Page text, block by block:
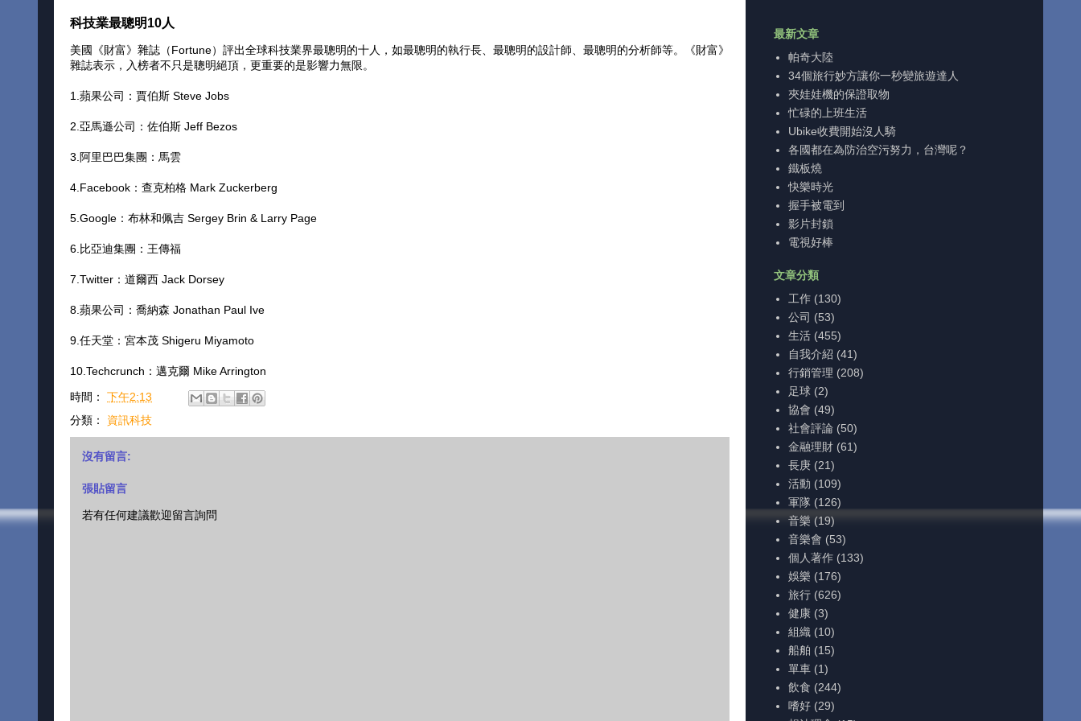
科技業最聰明10人
美國《財富》雜誌（Fortune）評出全球科技業界最聰明的十人，如最聰明的執行長、最聰明的設計師、最聰明的分析師等。《財富》
雜誌表示，入榜者不只是聰明絕頂，更重要的是影響力無限。
1.蘋果公司：賈伯斯 Steve Jobs
2.亞馬遜公司：佐伯斯 Jeff Bezos
3.阿里巴巴集團：馬雲
4.Facebook：查克柏格 Mark Zuckerberg
5.Google：布林和佩吉 Sergey Brin & Larry Page
6.比亞迪集團：王傳福
7.Twitter：道爾西 Jack Dorsey
8.蘋果公司：喬納森 Jonathan Paul Ive
9.任天堂：宮本茂 Shigeru Miyamoto
10.Techcrunch：邁克爾 Mike Arrington
時間： 下午2:13
分類： 資訊科技
沒有留言:
張貼留言
若有任何建議歡迎留言詢問
最新文章
帕奇大陸
34個旅行妙方讓你一秒變旅遊達人
夾娃娃機的保證取物
忙碌的上班生活
Ubike收費開始沒人騎
各國都在為防治空污努力，台灣呢？
鐵板燒
快樂時光
握手被電到
影片封鎖
電視好棒
文章分類
工作 (130)
公司 (53)
生活 (455)
自我介紹 (41)
行銷管理 (208)
足球 (2)
協會 (49)
社會評論 (50)
金融理財 (61)
長庚 (21)
活動 (109)
軍隊 (126)
音樂 (19)
音樂會 (53)
個人著作 (133)
娛樂 (176)
旅行 (626)
健康 (3)
組織 (10)
船舶 (15)
單車 (1)
飲食 (244)
嗜好 (29)